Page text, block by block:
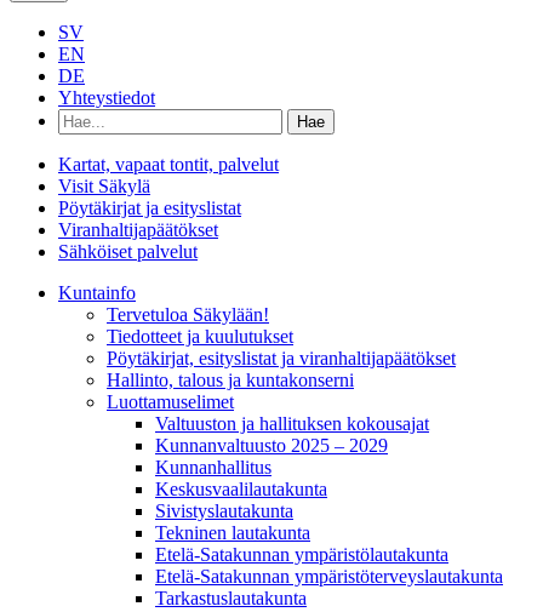
SV
EN
DE
Yhteystiedot
Hae
hakusanalla:
Kartat, vapaat tontit, palvelut
Visit Säkylä
Pöytäkirjat ja esityslistat
Viranhaltijapäätökset
Sähköiset palvelut
Kunta­info
Tervetuloa Säkylään!
Tiedotteet ja kuulutukset
Pöytäkirjat, esityslistat ja viranhaltijapäätökset
Hallinto, talous ja kuntakonserni
Luottamuselimet
Valtuuston ja hallituksen kokousajat
Kunnanvaltuusto 2025 – 2029
Kunnanhallitus
Keskusvaalilautakunta
Sivistyslautakunta
Tekninen lautakunta
Etelä-Satakunnan ympäristölautakunta
Etelä-Satakunnan ympäristöterveyslautakunta
Tarkastuslautakunta